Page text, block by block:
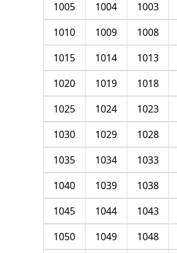
1003
1004
1005
1008
1009
1010
1013
1014
1015
1018
1019
1020
1023
1024
1025
1028
1029
1030
1033
1034
1035
1038
1039
1040
1043
1044
1045
1048
1049
1050